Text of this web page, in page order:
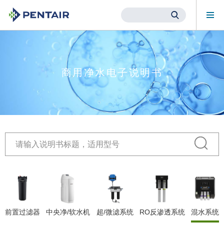
Content
Starts
商用净水电子说明书
前置过滤器 中央净/软水机 超/微滤系统 RO反渗透系统 混水系统